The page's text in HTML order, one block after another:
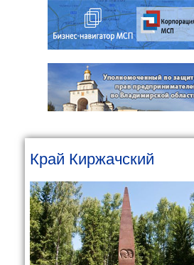
Край Киржачский